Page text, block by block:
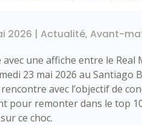
2026 |Actualité,Avant-
avec une affiche entre le Real
23 mai 2026 au Santiago
avec l’objectif de
pour remonter dans le top
ce choc.